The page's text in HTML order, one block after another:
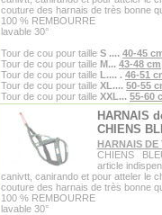
couture des harnais de très bonne
100 % REMBOURRE
lavable 30°
Tour de cou pour taille S .... 40-45
Tour de cou pour taille M... 43-48 cm
Tour de cou pour taille L.... . 46-51
Tour de cou pour taille XL.... 50-55
Tour de cou pour taille XXL... 55-60
HARNAIS
CHIENS
HARNAIS
CHIENS
article
canivtt, canirando et pour atteler le
couture des harnais de très bonne
100 % REMBOURRE
lavable 30°